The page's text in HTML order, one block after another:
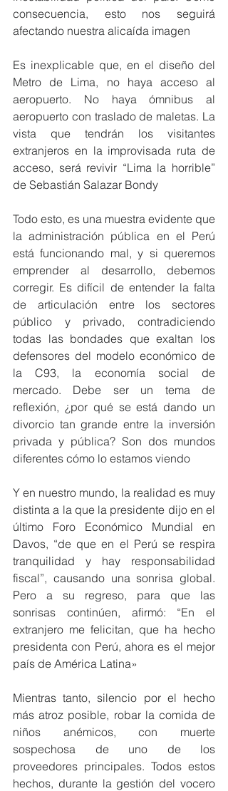
consecuencia, esto nos seguirá
afectando nuestra alicaída imagen
Es inexplicable que, en el diseño del
Metro de Lima, no haya acceso al
aeropuerto. No haya ómnibus al
aeropuerto con traslado de maletas. La
vista que tendrán los visitantes
extranjeros en la improvisada ruta de
acceso, será revivir “Lima la horrible”
de Sebastián Salazar Bondy
Todo esto, es una muestra evidente que
la administración pública en el Perú
está funcionando mal, y si queremos
emprender al desarrollo, debemos
corregir. Es difícil de entender la falta
de articulación entre los sectores
público y privado, contradiciendo
todas las bondades que exaltan los
defensores del modelo económico de
la C93, la economía social de
mercado. Debe ser un tema de
reflexión, ¿por qué se está dando un
divorcio tan grande entre la inversión
privada y pública? Son dos mundos
diferentes cómo lo estamos viendo
Y en nuestro mundo, la realidad es muy
distinta a la que la presidente dijo en el
último Foro Económico Mundial en
Davos, “de que en el Perú se respira
tranquilidad y hay responsabilidad
fiscal”, causando una sonrisa global.
Pero a su regreso, para que las
sonrisas continúen, afirmó: “En el
extranjero me felicitan, que ha hecho
presidenta con Perú, ahora es el mejor
país de América Latina»
Mientras tanto, silencio por el hecho
más atroz posible, robar la comida de
niños anémicos, con muerte
sospechosa de uno de los
proveedores principales. Todos estos
hechos, durante la gestión del vocero